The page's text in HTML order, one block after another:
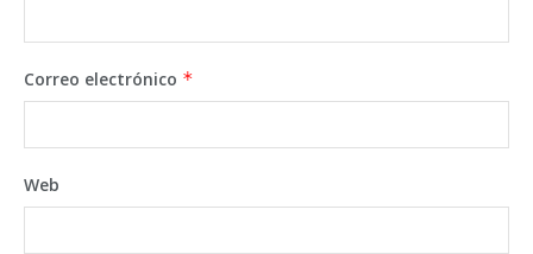
Correo electrónico *
Web